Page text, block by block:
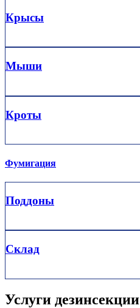
Крысы
Мыши
Кроты
Фумигация
Поддоны
Склад
Услуги дезинсекции